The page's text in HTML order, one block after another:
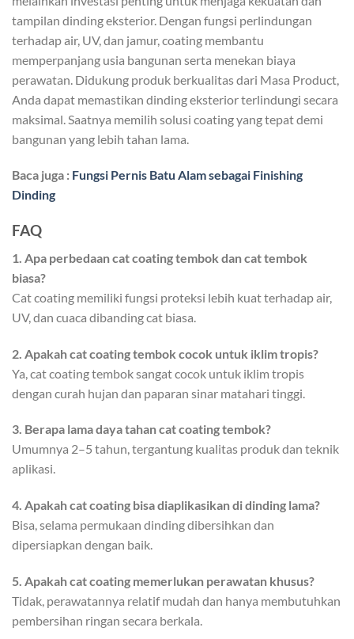
tampilan dinding eksterior. Dengan fungsi perlindungan
terhadap air, UV, dan jamur, coating membantu
memperpanjang usia bangunan serta menekan biaya
perawatan. Didukung produk berkualitas dari Masa Product,
Anda dapat memastikan dinding eksterior terlindungi secara
maksimal. Saatnya memilih solusi coating yang tepat demi
bangunan yang lebih tahan lama.
Baca juga : Fungsi Pernis Batu Alam sebagai Finishing
Dinding
FAQ
1. Apa perbedaan cat coating tembok dan cat tembok
biasa?
Cat coating memiliki fungsi proteksi lebih kuat terhadap air,
UV, dan cuaca dibanding cat biasa.
2. Apakah cat coating tembok cocok untuk iklim tropis?
Ya, cat coating tembok sangat cocok untuk iklim tropis
dengan curah hujan dan paparan sinar matahari tinggi.
3. Berapa lama daya tahan cat coating tembok?
Umumnya 2–5 tahun, tergantung kualitas produk dan teknik
aplikasi.
4. Apakah cat coating bisa diaplikasikan di dinding lama?
Bisa, selama permukaan dinding dibersihkan dan
dipersiapkan dengan baik.
5. Apakah cat coating memerlukan perawatan khusus?
Tidak, perawatannya relatif mudah dan hanya membutuhkan
pembersihan ringan secara berkala.